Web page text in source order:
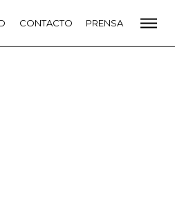
CONTACTO PRENSA
CONTACTO